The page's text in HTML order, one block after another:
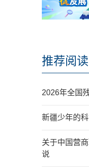
推荐阅读
2026年全国
新疆少年的
关于中国营
说